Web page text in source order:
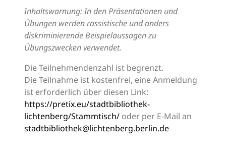
Inhaltswarnung: In den Präsentationen und
Übungen werden rassistische und anders
diskriminierende Beispielaussagen zu
Übungszwecken verwendet.
Die Teilnehmendenzahl ist begrenzt.
Die Teilnahme ist kostenfrei, eine Anmeldung
ist erforderlich über diesen Link:
https://pretix.eu/stadtbibliothek-
lichtenberg/Stammtisch/ oder per E-Mail an
stadtbibliothek@lichtenberg.berlin.de